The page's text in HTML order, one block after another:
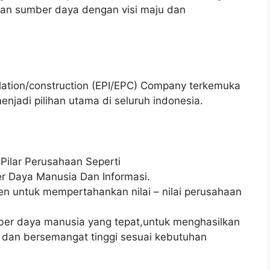
sumber daya dengan visi maju dan
construction (EPI/EPC) Company terkemuka
pilihan utama di seluruh indonesia.
Perusahaan Seperti
Daya Manusia Dan Informasi.
untuk mempertahankan nilai – nilai perusahaan
daya manusia yang tepat,untuk menghasilkan
bersemangat tinggi sesuai kebutuhan